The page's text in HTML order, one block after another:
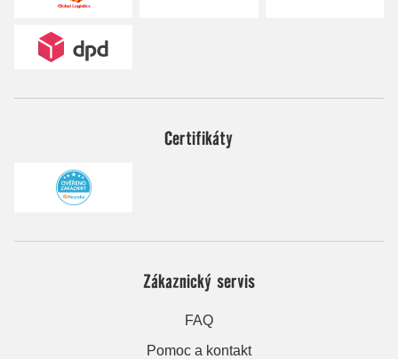
Certifikáty
Zákaznický servis
FAQ
Pomoc a kontakt